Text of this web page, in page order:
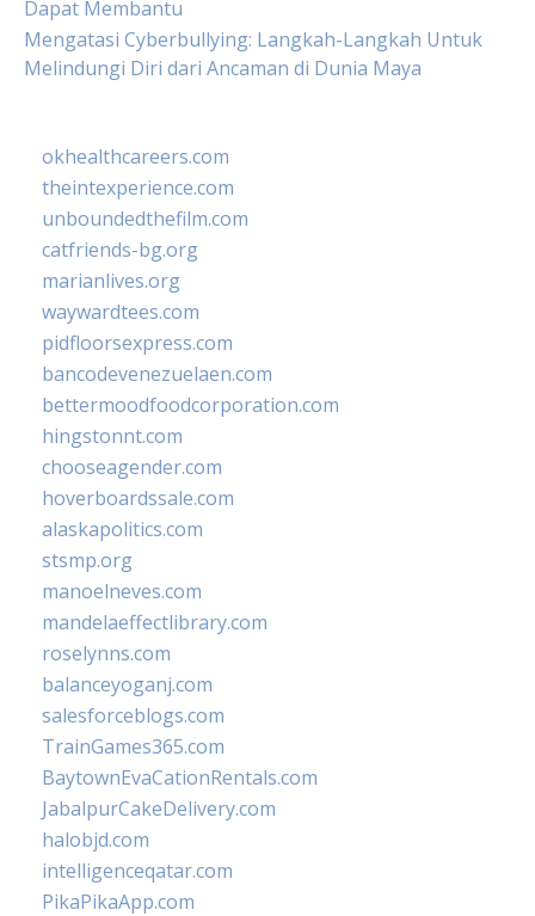
Dapat Membantu
Mengatasi Cyberbullying: Langkah-Langkah Untuk
Melindungi Diri dari Ancaman di Dunia Maya
okhealthcareers.com
theintexperience.com
unboundedthefilm.com
catfriends-bg.org
marianlives.org
waywardtees.com
pidfloorsexpress.com
bancodevenezuelaen.com
bettermoodfoodcorporation.com
hingstonnt.com
chooseagender.com
hoverboardssale.com
alaskapolitics.com
stsmp.org
manoelneves.com
mandelaeffectlibrary.com
roselynns.com
balanceyoganj.com
salesforceblogs.com
TrainGames365.com
BaytownEvaCationRentals.com
JabalpurCakeDelivery.com
halobjd.com
intelligenceqatar.com
PikaPikaApp.com